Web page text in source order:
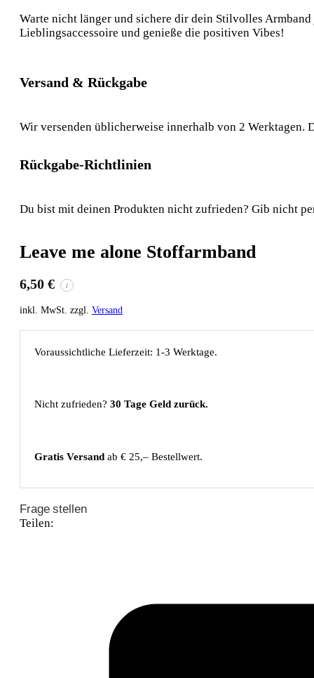
Warte nicht länger und sichere dir dein Stilvolles
Lieblingsaccessoire und genieße die positiven Vibes!
Versand & Rückgabe
Wir versenden üblicherweise innerhalb von 2 Werktagen.
Rückgabe-Richtlinien
Du bist mit deinen Produkten nicht zufrieden? Gib nicht
Leave me alone Stoffarmband
6,50 € i
inkl. MwSt. zzgl. Versand
Voraussichtliche Lieferzeit: 1-3 Werktage.
Nicht zufrieden? 30 Tage Geld zurück.
Gratis Versand ab € 25,– Bestellwert.
Frage stellen
Teilen: